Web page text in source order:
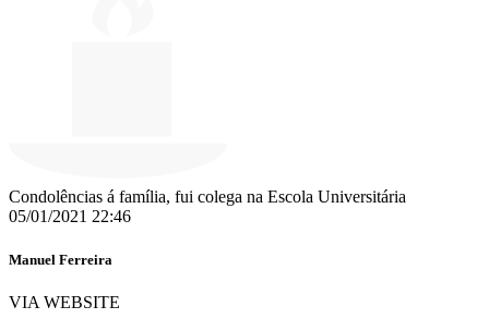
Condolências á família, fui colega na Escola Universitária
05/01/2021 22:46
Manuel Ferreira
VIA WEBSITE